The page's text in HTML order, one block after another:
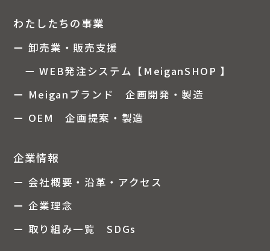
わたしたちの事業
ー 卸売業・販売支援
ー WEB発注システム【MeiganSHOP 】
ー Meiganブランド 企画開発・製造
ー OEM 企画提案・製造
企業情報
ー 会社概要・沿革・アクセス
ー 企業理念
ー 取り組み一覧 SDGs